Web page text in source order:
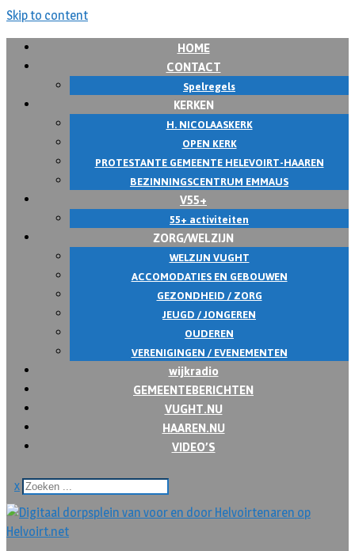
Skip to content
HOME
CONTACT
Spelregels
KERKEN
H. NICOLAASKERK
OPEN KERK
PROTESTANTE GEMEENTE HELEVOIRT-HAAREN
BEZINNINGSCENTRUM EMMAUS
V55+
55+ activiteiten
ZORG/WELZIJN
WELZIJN VUGHT
ACCOMODATIES EN GEBOUWEN
GEZONDHEID / ZORG
JEUGD / JONGEREN
OUDEREN
VERENIGINGEN / EVENEMENTEN
wijkradio
GEMEENTEBERICHTEN
VUGHT.NU
HAAREN.NU
VIDEO’S
x